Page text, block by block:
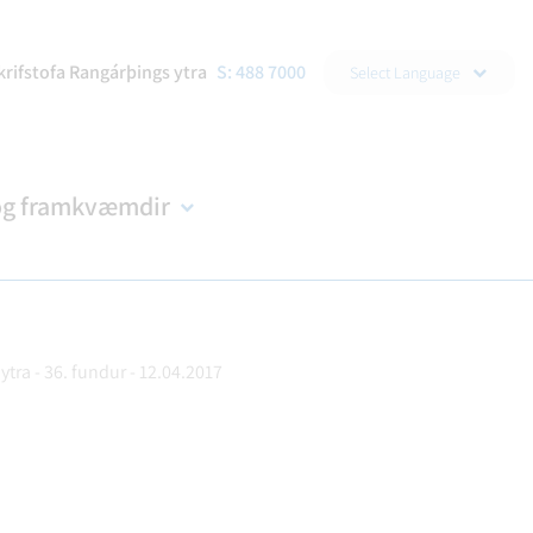
framkvæmdir
Rangárþings ytra S: 488 7000 Select Language
- 36. fundur - 12.04.2017